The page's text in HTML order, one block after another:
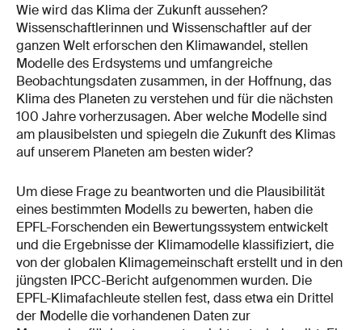
Wie wird das Klima der Zukunft aussehen?
Wissenschaftlerinnen und Wissenschaftler auf der
ganzen Welt erforschen den Klimawandel, stellen
Modelle des Erdsystems und umfangreiche
Beobachtungsdaten zusammen, in der Hoffnung, das
Klima des Planeten zu verstehen und für die nächsten
100 Jahre vorherzusagen. Aber welche Modelle sind
am plausibelsten und spiegeln die Zukunft des Klimas
auf unserem Planeten am besten wider?
Um diese Frage zu beantworten und die Plausibilität
eines bestimmten Modells zu bewerten, haben die
EPFL-Forschenden ein Bewertungssystem entwickelt
und die Ergebnisse der Klimamodelle klassifiziert, die
von der globalen Klimagemeinschaft erstellt und in den
jüngsten IPCC-Bericht aufgenommen wurden. Die
EPFL-Klimafachleute stellen fest, dass etwa ein Drittel
der Modelle die vorhandenen Daten zur